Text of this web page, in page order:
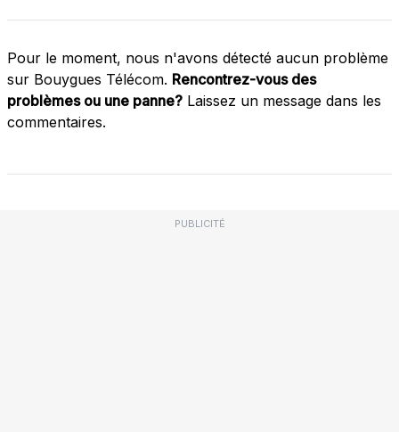
Pour le moment, nous n'avons détecté aucun problème
sur Bouygues Télécom. Rencontrez-vous des
problèmes ou une panne? Laissez un message dans les
commentaires.
PUBLICITÉ